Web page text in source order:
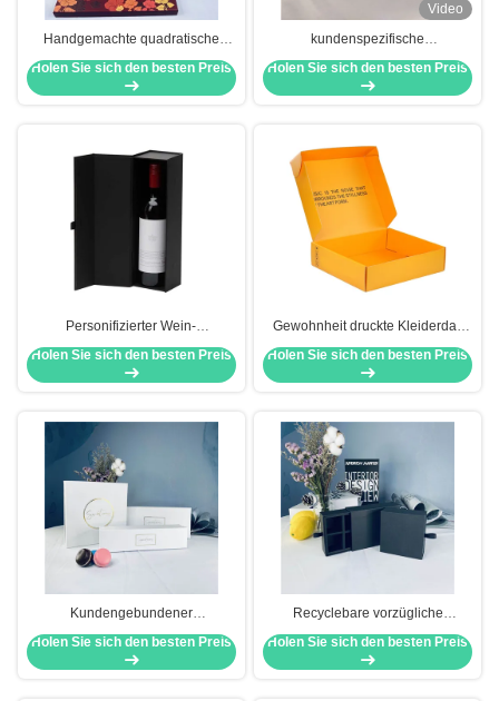
Handgemachte quadratische
Schokoladen-Verpackungs-
Kästen für das Geschenk-
Verpacken
Holen Sie sich den besten Preis
Video
kundenspezifische
Mitnehmerverpackenkästen 200g
300g nehmen Papierschüssel
weg
Holen Sie sich den besten Preis
Personifizierter Wein-
Geschenkbox-magnetische
einzelne Rotwein-Flaschen-
Verpackenkasten
Holen Sie sich den besten Preis
Gewohnheit druckte Kleiderdas
verpackenkasten-Mikroflöte
gestempelschnittene
Papierverpacken
Holen Sie sich den besten Preis
Kundengebundener
Schokoladen-Papier-
Spitzenkasten für das Verpacken
Holen Sie sich den besten Preis
Recyclebare vorzügliche
schwarze Fach-Art Schokoladen-
Verpackungs-Kästen
Holen Sie sich den besten Preis